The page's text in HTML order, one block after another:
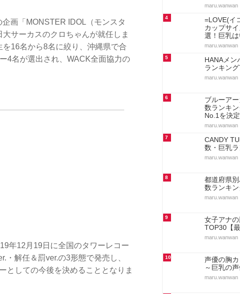
画「MONSTER IDOL（モンスタ
サーカスのクロちゃんが就任しま
16名から8名に絞り、沖縄県で合
4名が選出され、WACK全面協力の
年12月19日に全国のタワーレコー
・解任＆罰ver.の3形態で発売し、
としての今後を決めることとなりま
maru.wanwan
4
=LOVE(イ
カップサ
選！巨乳
maru.wanwan
5
HANAメン
ランキング
maru.wanwan
6
ブルーア
数ランキ
No.1を決
maru.wanwan
7
CANDY
数・巨乳ラ
maru.wanwan
8
都道府県
数ランキン
maru.wanwan
9
女子アナ
TOP30【最
maru.wanwan
10
声優の胸
～巨乳の
maru.wanwan